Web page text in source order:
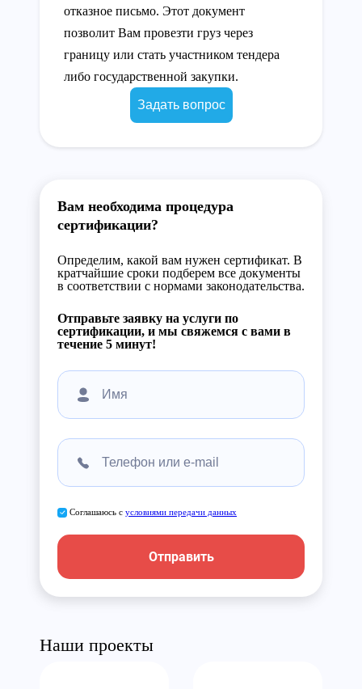
отказное письмо. Этот документ
позволит Вам провезти груз через
границу или стать участником тендера
либо государственной закупки.
Задать вопрос
Вам необходима процедура
сертификации?
Определим, какой вам нужен сертификат. В
кратчайшие сроки подберем все документы
в соответствии с нормами законодательства.
Отправьте заявку на услуги по
сертификации, и мы свяжемся с вами в
течение 5 минут!
Соглашаюсь с условиями передачи данных
Отправить
Наши проекты